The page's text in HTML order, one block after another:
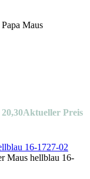
20,30Aktueller Preis